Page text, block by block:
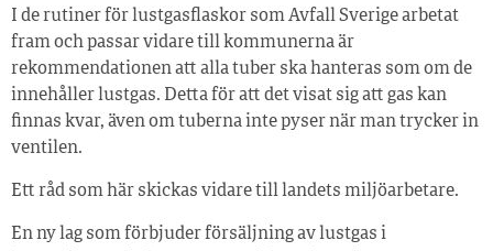
I de rutiner för lustgasflaskor som Avfall Sverige arbetat
fram och passar vidare till kommunerna är
rekommendationen att alla tuber ska hanteras som om de
innehåller lustgas. Detta för att det visat sig att gas kan
finnas kvar, även om tuberna inte pyser när man trycker in
ventilen.
Ett råd som här skickas vidare till landets miljöarbetare.
En ny lag som förbjuder försäljning av lustgas i